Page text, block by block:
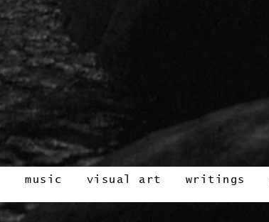
writings
music visual art writings